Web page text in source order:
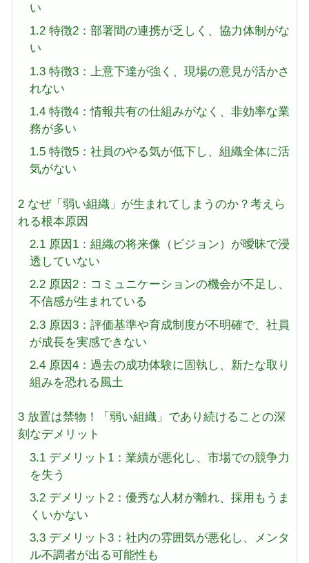
い
1.2特徴2：部署間の連携が乏しく、協力体制がな
い
1.3特徴3：上意下達が強く、現場の意見が活かさ
れない
1.4特徴4：情報共有の仕組みがなく、非効率な業
務が多い
1.5特徴5：社員のやる気が低下し、組織全体に活
気がない
2 なぜ「弱い組織」が生まれてしまうのか？考えら
れる根本原因
2.1原因1：組織の将来像（ビジョン）が曖昧で浸
透していない
2.2原因2：コミュニケーションの機会が不足し、
不信感が生まれている
2.3原因3：評価基準や育成制度が不明確で、社員
が成長を実感できない
2.4原因4：過去の成功体験に固執し、新たな取り
組みを恐れる風土
3 放置は禁物！「弱い組織」であり続けることの深
刻なデメリット
3.1デメリット1：業績が悪化し、市場での競争力
を失う
3.2デメリット2：優秀な人材が離れ、採用もうま
くいかない
3.3デメリット3：社内の雰囲気が悪化し、メンタ
ル不調者が出る可能性も